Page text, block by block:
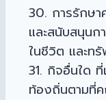
30. การรักษา
และสนับสนุนก
ในชีวิต และท
31. กิจอื่นใด ที่
ท้องถิ่นตามที่